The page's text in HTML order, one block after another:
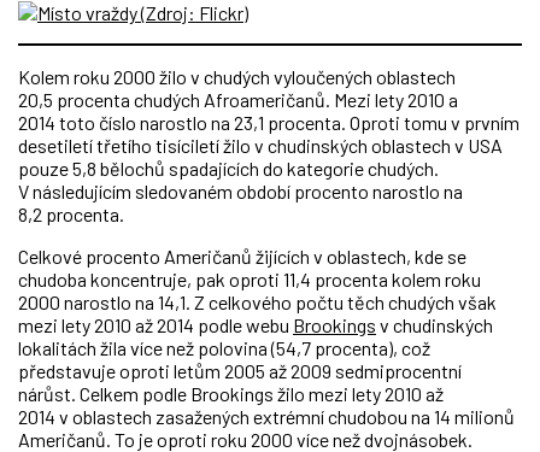
Kolem roku 2000 žilo v chudých vyloučených oblastech
20,5 procenta chudých Afroameričanů. Mezi lety 2010 a
2014 toto číslo narostlo na 23,1 procenta. Oproti tomu v prvním
desetiletí třetího tisíciletí žilo v chudinských oblastech v USA
pouze 5,8 bělochů spadajících do kategorie chudých.
V následujícím sledovaném období procento narostlo na
8,2 procenta.
Celkové procento Američanů žijících v oblastech, kde se
chudoba koncentruje, pak oproti 11,4 procenta kolem roku
2000 narostlo na 14,1. Z celkového počtu těch chudých však
mezi lety 2010 až 2014 podle webu Brookings v chudinských
lokalitách žila více než polovina (54,7 procenta), což
představuje oproti letům 2005 až 2009 sedmiprocentní
nárůst. Celkem podle Brookings žilo mezi lety 2010 až
2014 v oblastech zasažených extrémní chudobou na 14 milionů
Američanů. To je oproti roku 2000 více než dvojnásobek.